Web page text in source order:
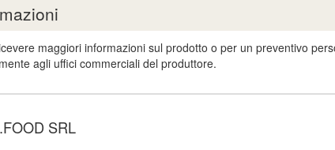
maggiori informazioni sul prodotto o per un preventivo
agli uffici commerciali del produttore.
SRL